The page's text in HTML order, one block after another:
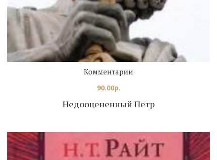
Недооцененный Петр
Комментарии
90.00р.